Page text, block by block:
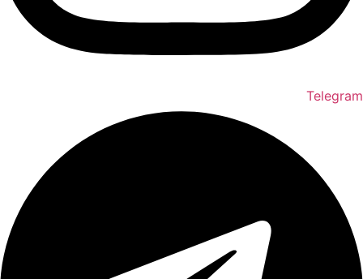
Telegram